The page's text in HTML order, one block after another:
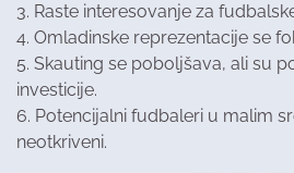
3. Raste interesovanje za
4. Omladinske reprezentacije se
5. Skauting se poboljšava, ali su
investicije.
6. Potencijalni fudbaleri u malim
neotkriveni.